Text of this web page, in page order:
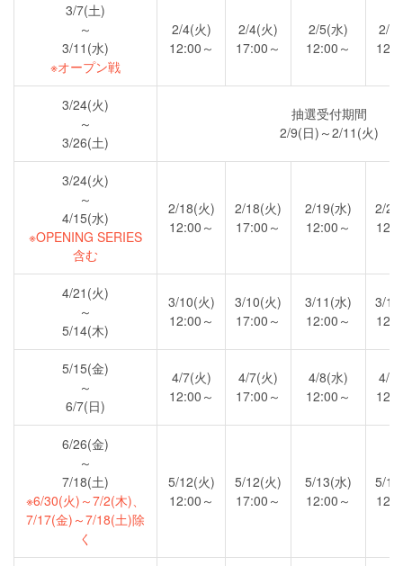
3/7(土)
～
3/11(水)
※オープン戦
2/4(火)
12:00～
2/4(火)
17:00～
2/5(水)
12:00～
2/
3/24(火)
～
3/26(土)
抽選受付期間
2/9(日)～2/11(火)
3/24(火)
～
4/15(水)
※OPENING SERIES
含む
2/18(火)
12:00～
2/18(火)
17:00～
2/19(水)
12:00～
2/
4/21(火)
～
5/14(木)
3/10(火)
12:00～
3/10(火)
17:00～
3/11(水)
12:00～
3/
5/15(金)
～
6/7(日)
4/7(火)
12:00～
4/7(火)
17:00～
4/8(水)
12:00～
4/
6/26(金)
～
7/18(土)
※6/30(火)～7/2(木)、
7/17(金)～7/18(土)除
く
5/12(火)
12:00～
5/12(火)
17:00～
5/13(水)
12:00～
5/